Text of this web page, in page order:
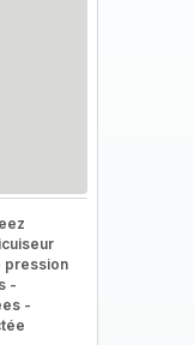
pression
-
-